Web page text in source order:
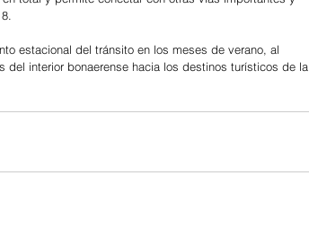
estacional del tránsito en los meses de verano, al
interior bonaerense hacia los destinos turísticos de la